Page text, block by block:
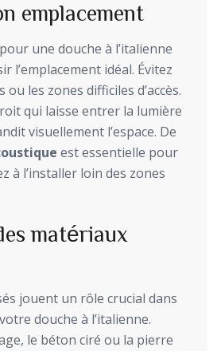
emplacement
une douche à l’italienne
l’emplacement idéal. Évitez
les zones difficiles d’accès.
qui laisse entrer la lumière
visuellement l’espace. De
est essentielle pour
à l’installer loin des zones
matériaux
jouent un rôle crucial dans
douche à l’italienne.
le béton ciré ou la pierre